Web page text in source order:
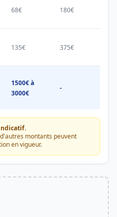
68€ 180€
135€ 375€
1500€ à
3000€
-
montants peuvent
en vigueur.